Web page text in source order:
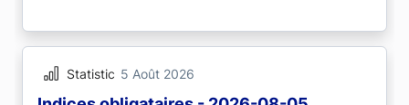
Statistic 5 Août 2026